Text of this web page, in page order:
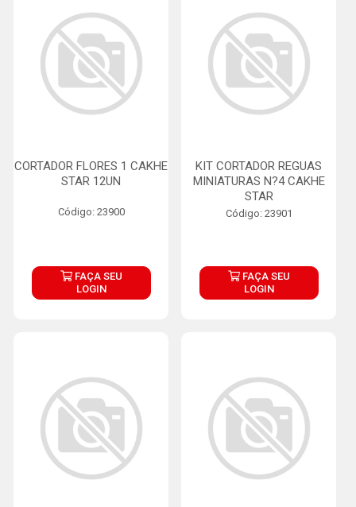
CORTADOR FLORES 1 CAKHE
STAR 12UN
Código: 23900
FAÇA SEU
LOGIN
KIT CORTADOR REGUAS
MINIATURAS N?4 CAKHE
STAR
Código: 23901
FAÇA SEU
LOGIN